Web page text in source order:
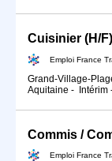
Cuisinier (H/F)
Emploi France
Grand-Village-
Aquitaine - Intérim
Emploi France